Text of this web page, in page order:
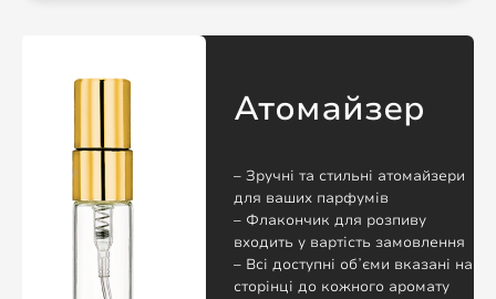
Атомайзер
– Зручні та стильні атомайзери
для ваших парфумів
– Флакончик для розпиву
входить у вартість замовлення
– Всі доступні обʼєми вказані на
сторінці до кожного аромату